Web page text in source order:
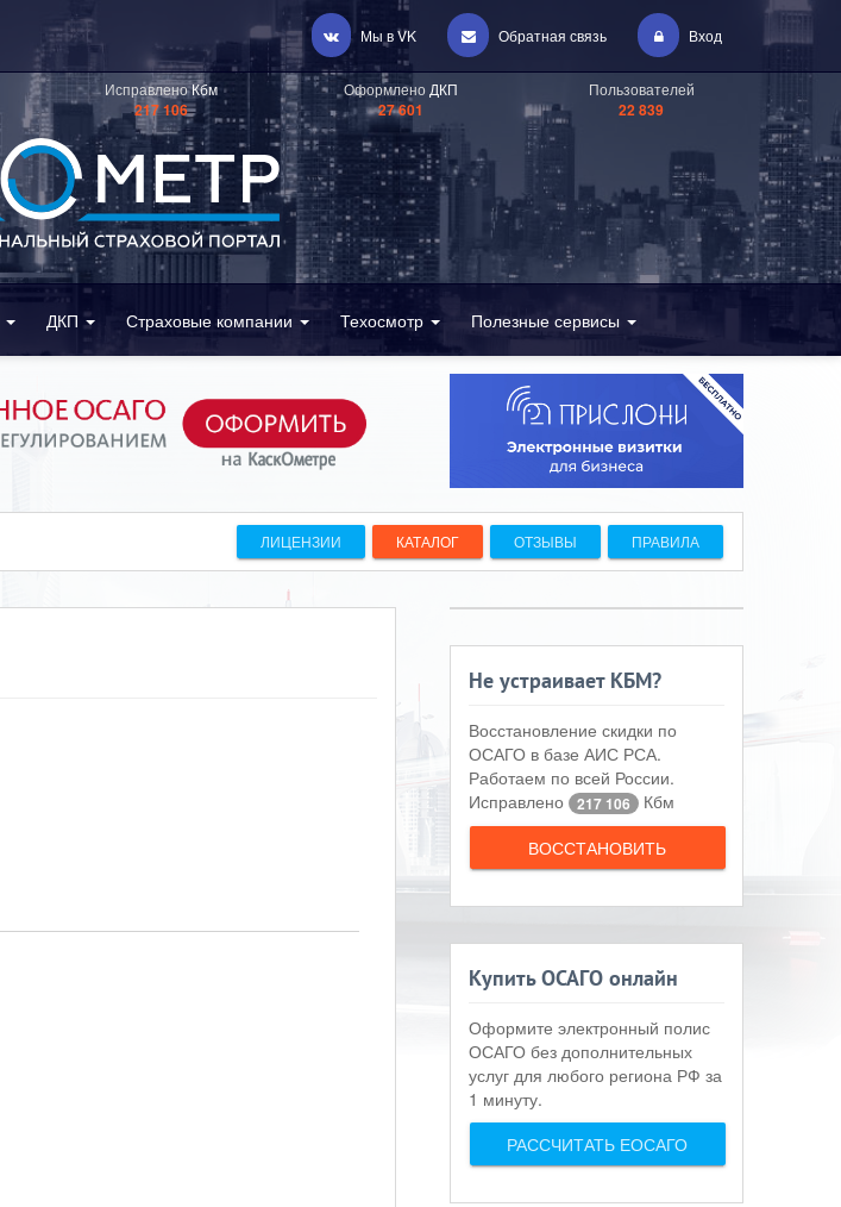
Мы в VK Обратная связь Вход
ИсправленоКбм
217 106
Оформлено ДКП
27 601
Пользователей
22 839
ДКП Страховые компании Техосмотр Полезные сервисы
ЛИЦЕНЗИИ КАТАЛОГ ОТЗЫВЫ ПРАВИЛА
Не устраивает КБМ?
Восстановление скидки по
ОСАГО в базе АИС РСА.
Работаем по всей России.
Исправлено
217 106 Кбм
ВОССТАНОВИТЬ
Купить ОСАГО онлайн
Оформите электронный полис
ОСАГО без дополнительных
услуг для любого региона РФ за
1 минуту.
РАССЧИТАТЬ ЕОСАГО